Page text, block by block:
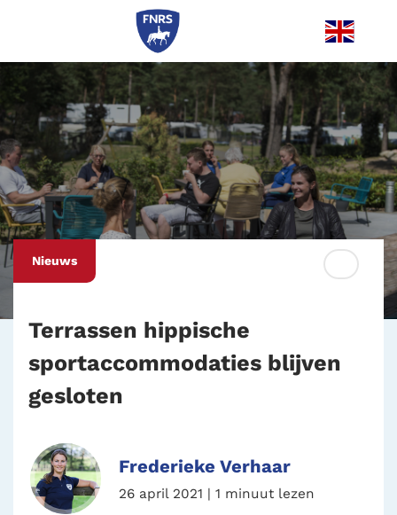
Nieuws
Terrassen hippische
sportaccommodaties blijven
gesloten
Frederieke Verhaar
26 april 2021 | 1 minuut lezen